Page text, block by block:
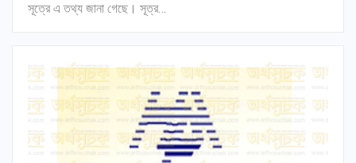
সূত্রে এ তথ্য জানা গেছে। সূত্র…